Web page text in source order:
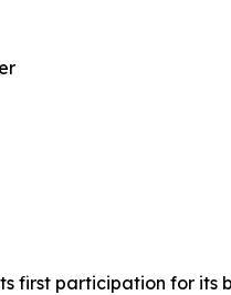
first participation for